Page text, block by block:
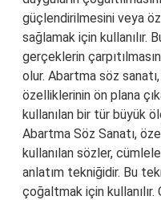
güçlendirilmesini veya
sağlamak için kullanılır.
gerçeklerin
olur. Abartma söz
özelliklerinin ön plana
kullanılan bir tür büyük
Abartma Söz Sanatı,
kullanılan sözler,
anlatım tekniğidir. Bu
çoğaltmak için